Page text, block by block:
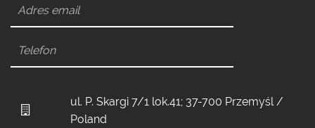
ul. P. Skargi 7/1 lok.41; 37-700 Przemyśl /
Poland